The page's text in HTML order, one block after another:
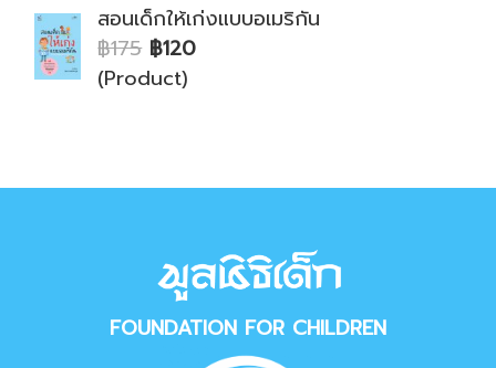
สอนเด็กให้เก่งแบบอเมริกัน
฿175 ฿120
(Product)
FOUNDATION FOR CHILDREN